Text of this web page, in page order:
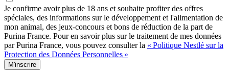
Je confirme avoir plus de 18 ans et souhaite profiter des offres
spéciales, des informations sur le développement et l'alimentation de
mon animal, des jeux-concours et bons de réduction de la part de
Purina France. Pour en savoir plus sur le traitement de mes données
par Purina France, vous pouvez consulter la « Politique Nestlé sur la
Protection des Données Personnelles »
M'inscrire